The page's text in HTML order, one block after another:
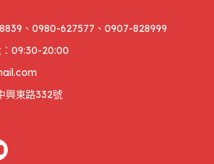
、0980-627577、0907-828999
：09:30-20:00
興東路332號